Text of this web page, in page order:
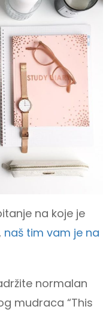
na koje je
naš tim vam je na
normalan
mudraca “This